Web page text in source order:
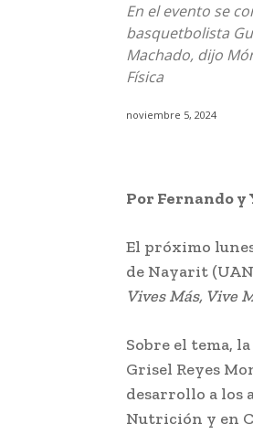
En el evento se
basquetbolista
Machado, dijo
Física
noviembre 5, 2024
Por Fernando
El próximo
de Nayarit
Vives Más, Vive
Sobre el tema,
Grisel Reyes
desarrollo a los
Nutrición y en